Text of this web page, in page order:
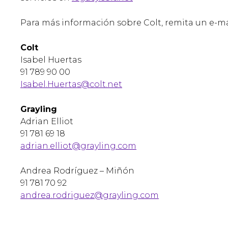
Para más información sobre Colt, remita un e-
Colt
Isabel Huertas
91 789 90 00
Isabel.Huertas@colt.net
Grayling
Adrian Elliot
91 781 69 18
adrian.elliot@grayling.com
Andrea Rodríguez – Miñón
91 781 70 92
andrea.rodriguez@grayling.com